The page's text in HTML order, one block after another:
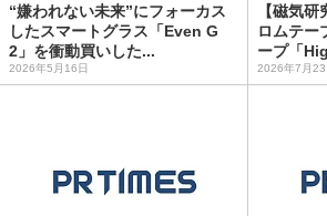
“嫌われない未来”にフォーカス
したスマートグラス「Even G
2」を衝動買いした...
2026年5月16日
【磁気
ロムテー
ープ「
2026年7月23